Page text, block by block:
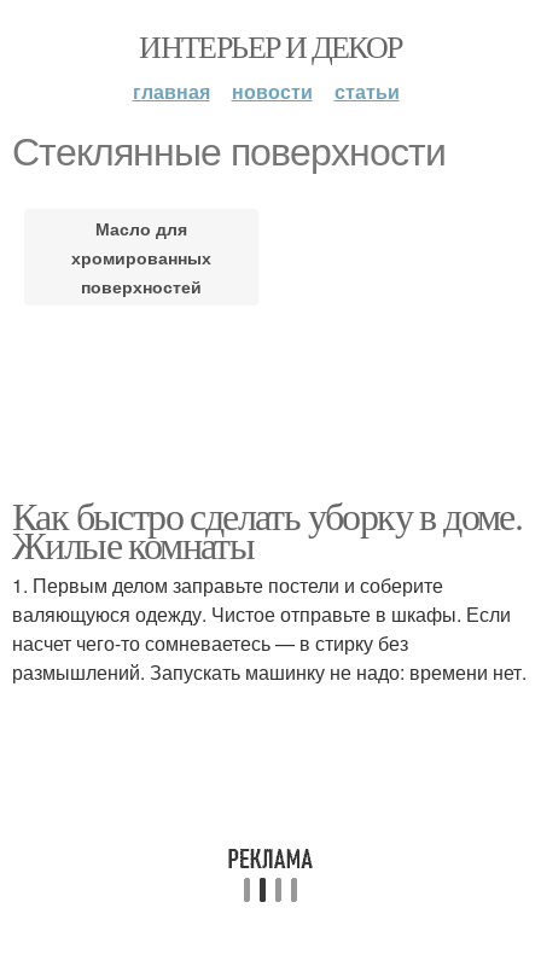
ИНТЕРЬЕР И ДЕКОР
главная новости статьи
Стеклянные поверхности
Масло для
хромированных
поверхностей
Как быстро сделать уборку в доме.
Жилые комнаты
1. Первым делом заправьте постели и соберите
валяющуюся одежду. Чистое отправьте в шкафы. Если
насчет чего-то сомневаетесь — в стирку без
размышлений. Запускать машинку не надо: времени нет.